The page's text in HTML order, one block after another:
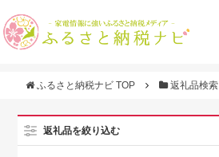
ふるさと納税ナビ TOP 返礼品検索
返礼品を絞り込む